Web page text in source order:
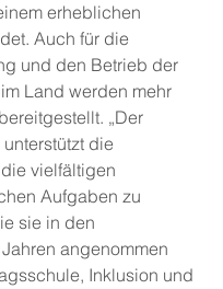
erheblichen
Auch für die
und den Betrieb der
Land werden mehr
„Der
die
vielfältigen
Aufgaben zu
sie in den
angenommen
Inklusion und